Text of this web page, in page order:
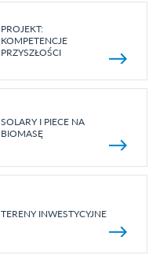
PROJEKT:
KOMPETENCJE
PRZYSZŁOŚCI
SOLARY I PIECE NA
BIOMASĘ
TERENY INWESTYCYJNE